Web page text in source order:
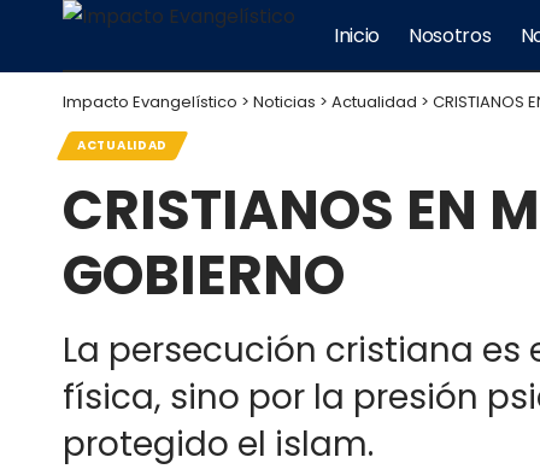
Inicio Nosotros
Impacto Evangelístico > Noticias > Actualidad > CRISTIANOS
ACTUALIDAD
CRISTIANOS EN
GOBIERNO
La persecución cristiana
física, sino por la presión
protegido el islam.